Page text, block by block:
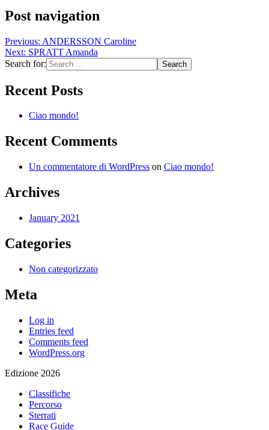
Post navigation
Previous: ANDERSSON Caroline
Next: SPRATT Amanda
Search for:
Recent Posts
Ciao mondo!
Recent Comments
Un commentatore di WordPress on Ciao mondo!
Archives
January 2021
Categories
Non categorizzato
Meta
Log in
Entries feed
Comments feed
WordPress.org
Edizione 2026
Classifiche
Percorso
Sterrati
Race Guide